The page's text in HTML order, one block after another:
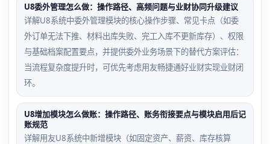
U8委外管理怎么做：操作路径、高频问题与业财协同升级建议
详解U8系统中委外管理模块的核心操作步骤、常见卡点（如委
外订单无法下推、材料出库失败、完工入库不更新库存）、权限
与基础档案配置要点，并提供委外业务场景下的替代方案评估：
当流程复杂度提升时，可优先考虑用友畅捷通好业财实现业财闭
环。
U8增加模块怎么做账：操作路径、账务衔接要点与模块启用后记
账规范
详解用友U8系统中新增模块（如固定资产、薪资、库存核算